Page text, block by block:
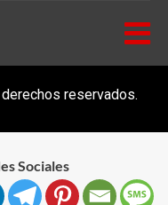
reservados.
Sociales